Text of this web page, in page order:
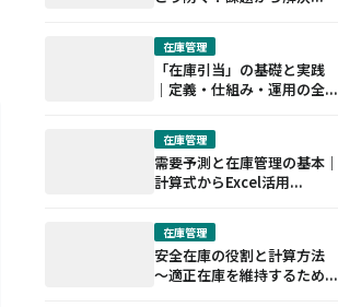
在庫管理
「在庫引当」の基礎と実践
｜定義・仕組み・運用の全...
在庫管理
需要予測と在庫管理の基本｜
計算式からExcel活用...
在庫管理
安全在庫の役割と計算方法
～適正在庫を維持するため...